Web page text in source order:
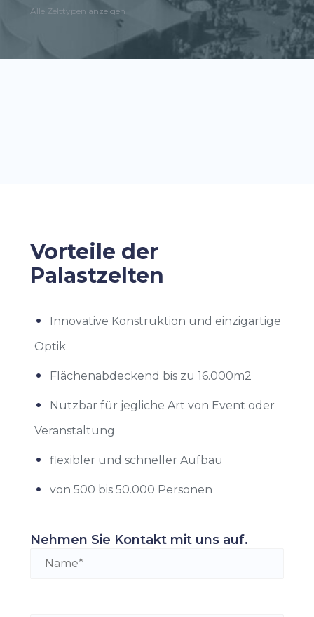
Alle Zelttypen anzeigen
Vorteile der
Palastzelten
Innovative Konstruktion und einzigartige
Optik
Flächenabdeckend bis zu 16.000m2
Nutzbar für jegliche Art von Event oder
Veranstaltung
flexibler und schneller Aufbau
von 500 bis 50.000 Personen
Nehmen Sie Kontakt mit uns auf.